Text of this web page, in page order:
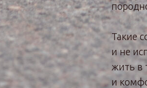
Такие
и не
жить в
и